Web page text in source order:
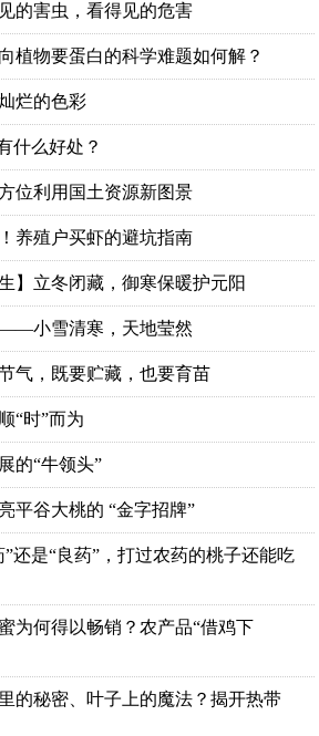
的害虫，看得见的危害
植物要蛋白的科学难题如何解？
烂的色彩
什么好处？
位利用国土资源新图景
养殖户买虾的避坑指南
】立冬闭藏，御寒保暖护元阳
——小雪清寒，天地莹然
气，既要贮藏，也要育苗
“时”而为
的“牛领头”
平谷大桃的 “金字招牌”
”还是“良药”，打过农药的桃子还能吃
为何得以畅销？农产品“借鸡下
的秘密、叶子上的魔法？揭开热带